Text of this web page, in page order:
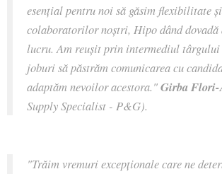
esențial pentru noi să găsim flexibilitate
colaboratorilor noștri, Hipo dând dovadă
lucru. Am reușit prin intermediul târgului
joburi să păstrăm comunicarea cu
adaptăm nevoilor acestora."Girba
Supply Specialist - P&G).
"Trăim vremuri excepționale care ne